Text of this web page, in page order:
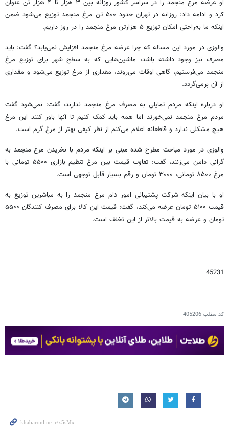
او عرضه مرغ منجمد را در سراسر کشور روزانه بین ۳ هزار تا ۴ هزار تن عنوان
کرد و ادامه داد: روزانه در تهران حدود ۵۰۰ تن مرغ منجمد توزیع می‌شود ضمن
اینکه ما به‌راحتی امکان توزیع ۵ هزارتن مرغ منجمد را در روز داریم.
والوزی در مورد این مساله که چرا عرضه مرغ منجمد افزایش نمی‌یابد؟ گفت: باید
مصرف نیز وجود داشته باشد، ماشین‌هایی که به سطح شهر برای توزیع مرغ
منجمد می‌فرستیم، گاهی اوقات می‌روند، مقداری از مرغ توزیع می‌شود و مقداری
از آن برمی‌گردد.
او درباره اینکه مردم تمایلی به مصرف مرغ منجمد ندارند، گفت: نمی‌شود گفت
مردم مرغ منجمد نمی‌خورند اما همه باید کمک کنیم تا آنها باور کنند این مرغ
هیچ مشکلی ندارد و قاطعانه اعلام می‌کنم از نظر کیفی بهتر از مرغ گرم است.
والوزی در مورد مباحث مطرح شده مبنی بر اینکه مردم با نخریدن مرغ منجمد به
گرانی دامن می‌زنند، گفت: تفاوت قیمت بین مرغ تنظیم بازاری ۵۵۰۰ تومانی با
مرغ ۸۵۰۰ تومانی، ۳۰۰۰ تومان و رقم بسیار قابل توجهی است.
او با بیان اینکه شرکت پشتیبانی امور دام مرغ منجمد را به مباشرین توزیع به
قیمت ۵۱۰۰ تومان عرضه می‌کند، گفت: قیمت این کالا برای مصرف کنندگان ۵۵۰۰
تومان و عرضه به قیمت بالاتر از این تخلف است.
45231
کد مطلب405206